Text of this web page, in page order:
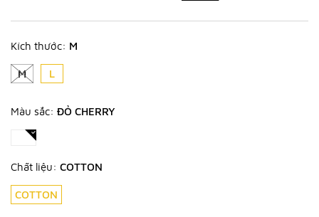
Kích thước: M
M L
Màu sắc: ĐỎ CHERRY
Chất liệu: COTTON
COTTON